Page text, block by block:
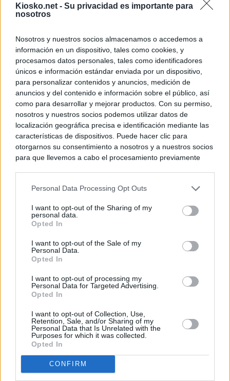
Kiosko.net - Su privacidad es importante para
nosotros
Nosotros y nuestros socios almacenamos o accedemos a
información en un dispositivo, tales como cookies, y
procesamos datos personales, tales como identificadores
únicos e información estándar enviada por un dispositivo,
para personalizar contenidos y anuncios, medición de
anuncios y del contenido e información sobre el público, así
como para desarrollar y mejorar productos. Con su permiso,
nosotros y nuestros socios podemos utilizar datos de
localización geográfica precisa e identificación mediante las
características de dispositivos. Puede hacer clic para
otorgarnos su consentimiento a nosotros y a nuestros socios
para que llevemos a cabo el procesamiento previamente
negar su consentimiento. Tenga en cuenta que algún
de su consentimiento, pero usted tiene el derecho de
rechazar tal procesamiento. Sus preferencias se aplicarán
cualquier momento entrando de nuevo en este sitio web o
visitando nuestra política de privacidad.
Personal Data Processing Opt Outs
I want to opt-out of the Sharing of my
personal data.
Opted In
I want to opt-out of the Sale of my
Personal Data.
Opted In
I want to opt-out of processing my
Personal Data for Targeted Advertising.
Opted In
I want to opt-out of Collection, Use,
Retention, Sale, and/or Sharing of my
Personal Data that Is Unrelated with the
Purposes for which it was collected.
Opted In
CONFIRM